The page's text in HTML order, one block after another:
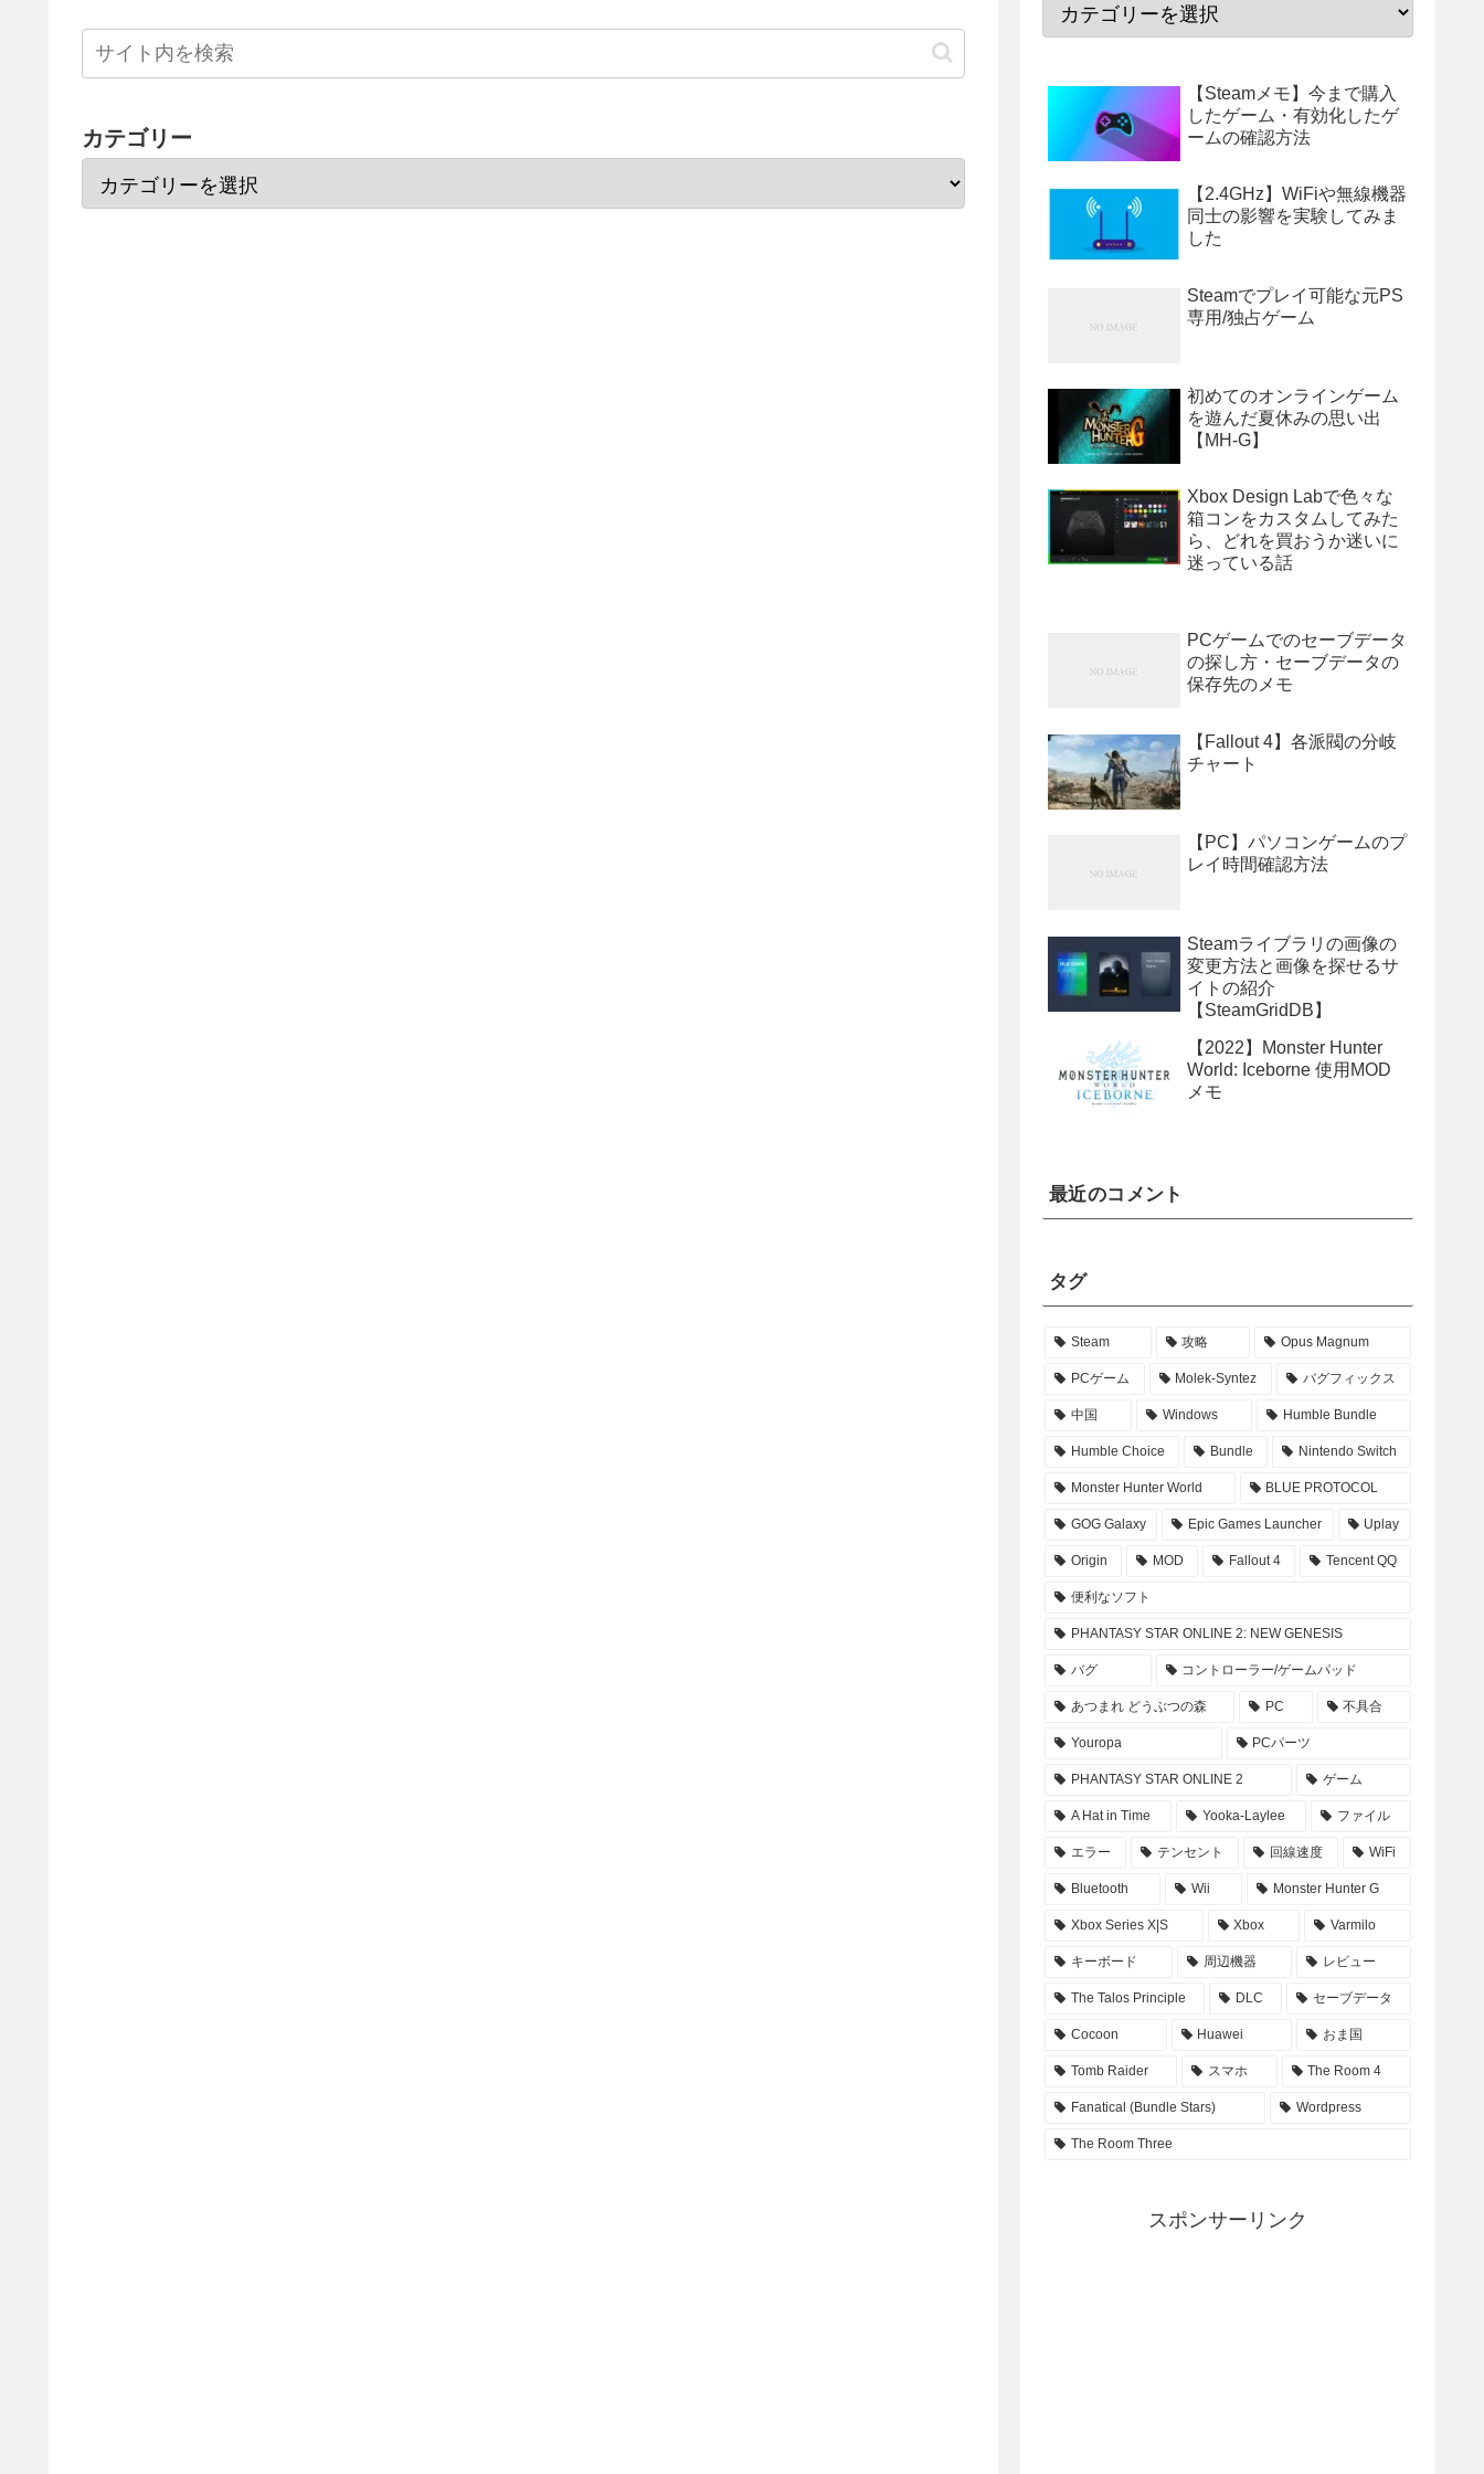
カテゴリー
【Steamメモ】今まで購入
したゲーム・有効化したゲ
ームの確認方法
【2.4GHz】WiFiや無線機器
同士の影響を実験してみま
した
Steamでプレイ可能な元PS
専用/独占ゲーム
初めてのオンラインゲーム
を遊んだ夏休みの思い出
【MH-G】
Xbox Design Labで色々な
箱コンをカスタムしてみた
ら、どれを買おうか迷いに
迷っている話
PCゲームでのセーブデータ
の探し方・セーブデータの
保存先のメモ
【Fallout 4】各派閥の分岐
チャート
【PC】パソコンゲームのプ
レイ時間確認方法
Steamライブラリの画像の
変更方法と画像を探せるサ
イトの紹介
【SteamGridDB】
【2022】Monster Hunter
World: Iceborne 使用MOD
メモ
最近のコメント
タグ
Steam 攻略 Opus Magnum
PCゲーム Molek-Syntez バグフィックス
中国 Windows Humble Bundle
Humble Choice Bundle Nintendo Switch
Monster Hunter World BLUE PROTOCOL
GOG Galaxy Epic Games Launcher Uplay
Origin MOD Fallout 4 Tencent QQ
便利なソフト
PHANTASY STAR ONLINE 2: NEW GENESIS
バグ コントローラー/ゲームパッド
あつまれ どうぶつの森 PC 不具合
Youropa PCパーツ
PHANTASY STAR ONLINE 2 ゲーム
A Hat in Time Yooka-Laylee ファイル
エラー テンセント 回線速度 WiFi
Bluetooth Wii Monster Hunter G
Xbox Series X|S Xbox Varmilo
キーボード 周辺機器 レビュー
The Talos Principle DLC セーブデータ
Cocoon Huawei おま国
Tomb Raider スマホ The Room 4
Fanatical (Bundle Stars) Wordpress
The Room Three
スポンサーリンク